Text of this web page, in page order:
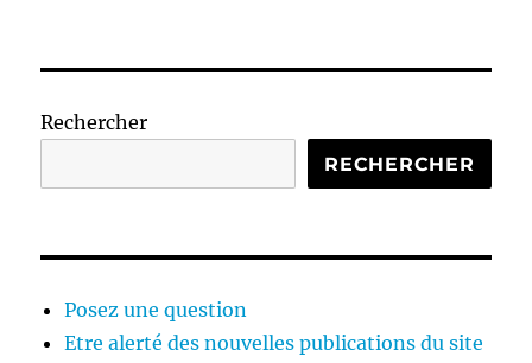
Rechercher
RECHERCHER
Posez une question
Etre alerté des nouvelles publications du site